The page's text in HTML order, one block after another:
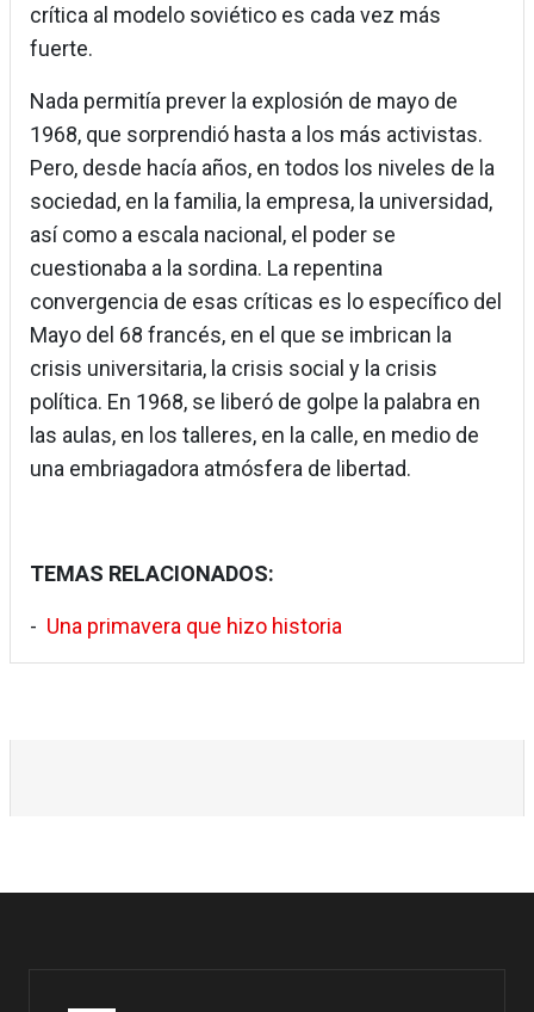
crítica al modelo soviético es cada vez más
fuerte.
Nada permitía prever la explosión de mayo de
1968, que sorprendió hasta a los más activistas.
Pero, desde hacía años, en todos los niveles de la
sociedad, en la familia, la empresa, la universidad,
así como a escala nacional, el poder se
cuestionaba a la sordina. La repentina
convergencia de esas críticas es lo específico del
Mayo del 68 francés, en el que se imbrican la
crisis universitaria, la crisis social y la crisis
política. En 1968, se liberó de golpe la palabra en
las aulas, en los talleres, en la calle, en medio de
una embriagadora atmósfera de libertad.
TEMAS RELACIONADOS:
- Una primavera que hizo historia